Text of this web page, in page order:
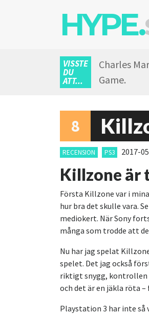
HYPE.
VISSTE
DU
ATT...
Charles
Game.
8
RECENSION PS3 2017-
Killzone är
Första Killzone var i
hur bra det skulle vara.
mediokert. När Sony
många som trodde att
Nu har jag spelat
spelet. Det jag också
riktigt snygg, kontrollen
och det är en jäkla röta
Playstation 3 har inte så